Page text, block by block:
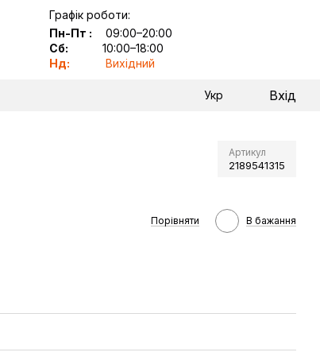
Графік роботи:
Пн-Пт :
09:00–20:00
Сб:
10:00–18:00
Нд:
Вихідний
Укр Вхід
Артикул
2189541315
Порівняти В бажання